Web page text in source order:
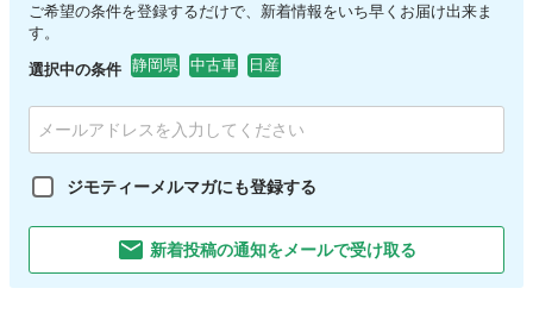
ご希望の条件を登録するだけで、新着情報をいち早くお届け出来ま
す。
選択中の条件 静岡県 中古車 日産
ジモティーメルマガにも登録する
新着投稿の通知をメールで受け取る